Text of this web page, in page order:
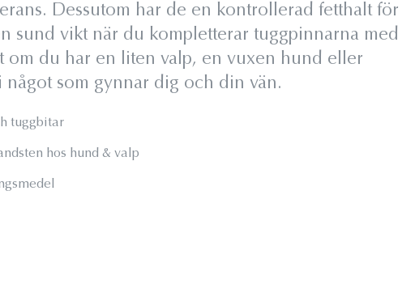
Dessutom har de en kontrollerad fetthalt för
sund vikt när du kompletterar tuggpinnarna med
om du har en liten valp, en vuxen hund eller
något som gynnar dig och din vän.
tuggbitar
hos hund & valp